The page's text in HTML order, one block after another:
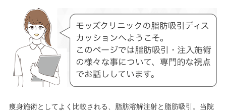
痩身施術としてよく比較される、脂肪溶解注射と脂肪吸引。当院